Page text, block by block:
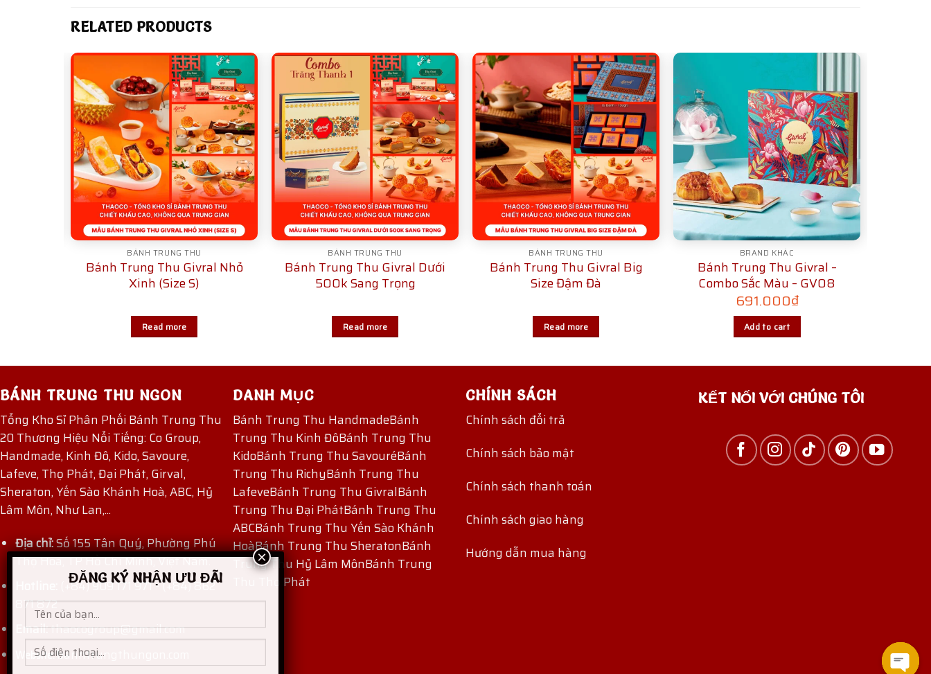
RELATED PRODUCTS
BÁNH TRUNG THU
Bánh Trung Thu Givral Nhỏ
Xinh (Size S)
Read more
BÁNH TRUNG THU
Bánh Trung Thu Givral Dưới
500k Sang Trọng
Read more
BÁNH TRUNG THU
Bánh Trung Thu Givral Big
Size Đậm Đà
Read more
BRAND KHÁC
Bánh Trung Thu Givral –
Combo Sắc Màu – GV08
691.000₫
Add to cart
BÁNH TRUNG THU NGON
Tổng Kho Sỉ Phân Phối Bánh Trung Thu
20 Thương Hiệu Nổi Tiếng: Co Group,
Handmade, Kinh Đô, Kido, Savoure,
Lafeve, Thọ Phát, Đại Phát, Girval,
Sheraton, Yến Sào Khánh Hoà, ABC, Hỷ
Lâm Môn, Như Lan,...
Địa chỉ:Số 155 Tân Quý, Phường Phú
Thọ Hòa, TP Hồ Chí Minh, Việt Nam.
(+84) 909 171 971-(+84) 862
871 872
Email:thaocogroup@gmail.com
Website:banhtrungthungon.com
DANH MỤC
Bánh Trung Thu HandmadeBánh
Trung Thu Kinh ĐôBánh Trung Thu
KidoBánh Trung Thu SavouréBánh
Trung Thu RichyBánh Trung Thu
LafeveBánh Trung Thu GivralBánh
Trung Thu Đại PhátBánh Trung Thu
ABCBánh Trung Thu Yến Sào Khánh
HoàBánh Trung Thu SheratonBánh
Trung Thu Hỷ Lâm MônBánh Trung
Thu Thọ Phát
CHÍNH SÁCH
Chính sách đổi trả
Chính sách bảo mật
Chính sách thanh toán
Chính sách giao hàng
Hướng dẫn mua hàng
KẾT NỐI VỚI CHÚNG TÔI
ĐĂNG KÝ NHẬN ƯU ĐÃI